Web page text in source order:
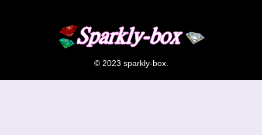
© 2023 sparkly-box.